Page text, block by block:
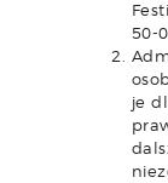
50-
je